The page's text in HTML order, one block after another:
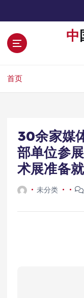
中国39健康热线
首页
30余家媒
部单位参
术展准备
未分类